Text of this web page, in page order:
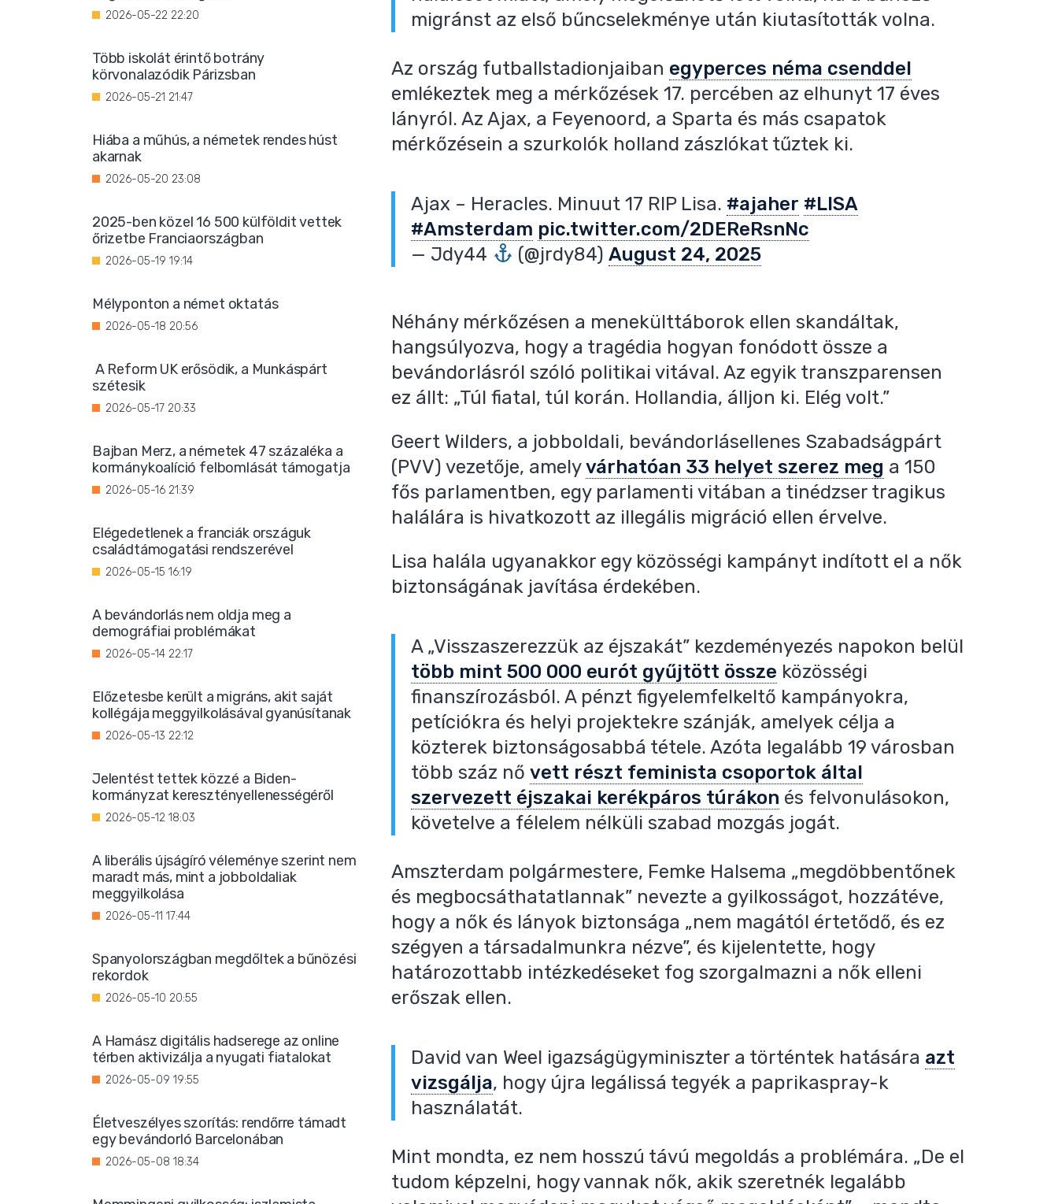
migránst az első bűncselekménye után kiutasították volna.
Az ország futballstadionjaiban egyperces néma csenddel
emlékeztek meg a mérkőzések 17. percében az elhunyt 17 éves
lányról. Az Ajax, a Feyenoord, a Sparta és más csapatok
mérkőzésein a szurkolók holland zászlókat tűztek ki.
Ajax – Heracles. Minuut 17 RIP Lisa. #ajaher #LISA
#Amsterdam pic.twitter.com/2DEReRsnNc
— Jdy44
(@jrdy84)August 24, 2025
Néhány mérkőzésen a menekülttáborok ellen skandáltak,
hangsúlyozva, hogy a tragédia hogyan fonódott össze a
bevándorlásról szóló politikai vitával. Az egyik transzparensen
ez állt: „Túl fiatal, túl korán. Hollandia, álljon ki. Elég volt.”
Geert Wilders, a jobboldali, bevándorlásellenes Szabadságpárt
(PVV) vezetője, amelyvárhatóan 33 helyet szerez meg a 150
fős parlamentben, egy parlamenti vitában a tinédzser tragikus
halálára is hivatkozott az illegális migráció ellen érvelve.
Lisa halála ugyanakkor egy közösségi kampányt indított el a nők
biztonságának javítása érdekében.
A „Visszaszerezzük az éjszakát” kezdeményezés napokon belül
több mint 500 000 eurót gyűjtött össze közösségi
finanszírozásból. A pénzt figyelemfelkeltő kampányokra,
petíciókra és helyi projektekre szánják, amelyek célja a
közterek biztonságosabbá tétele. Azóta legalább 19 városban
több száz nővett részt feminista csoportok által
szervezett éjszakai kerékpáros túrákon és felvonulásokon,
követelve a félelem nélküli szabad mozgás jogát.
Amszterdam polgármestere, Femke Halsema „megdöbbentőnek
és megbocsáthatatlannak” nevezte a gyilkosságot, hozzátéve,
hogy a nők és lányok biztonsága „nem magától értetődő, és ez
szégyen a társadalmunkra nézve”, és kijelentette, hogy
határozottabb intézkedéseket fog szorgalmazni a nők elleni
erőszak ellen.
David van Weel igazságügyminiszter a történtek hatására azt
vizsgálja, hogy újra legálissá tegyék a paprikaspray-k
használatát.
Mint mondta, ez nem hosszú távú megoldás a problémára. „De el
tudom képzelni, hogy vannak nők, akik szeretnék legalább
2026-05-22 22:20
Több iskolát érintő botrány
körvonalazódik Párizsban
2026-05-21 21:47
Hiába a műhús, a németek rendes húst
akarnak
2026-05-20 23:08
2025-ben közel 16 500 külföldit vettek
őrizetbe Franciaországban
2026-05-19 19:14
Mélyponton a német oktatás
2026-05-18 20:56
A Reform UK erősödik, a Munkáspárt
szétesik
2026-05-17 20:33
Bajban Merz, a németek 47 százaléka a
kormánykoalíció felbomlását támogatja
2026-05-16 21:39
Elégedetlenek a franciák országuk
családtámogatási rendszerével
2026-05-15 16:19
A bevándorlás nem oldja meg a
demográfiai problémákat
2026-05-14 22:17
Előzetesbe került a migráns, akit saját
kollégája meggyilkolásával gyanúsítanak
2026-05-13 22:12
Jelentést tettek közzé a Biden-
kormányzat keresztényellenességéről
2026-05-12 18:03
A liberális újságíró véleménye szerint nem
maradt más, mint a jobboldaliak
meggyilkolása
2026-05-11 17:44
Spanyolországban megdőltek a bűnözési
rekordok
2026-05-10 20:55
A Hamász digitális hadserege az online
térben aktivizálja a nyugati fiatalokat
2026-05-09 19:55
Életveszélyes szorítás: rendőrre támadt
egy bevándorló Barcelonában
2026-05-08 18:34